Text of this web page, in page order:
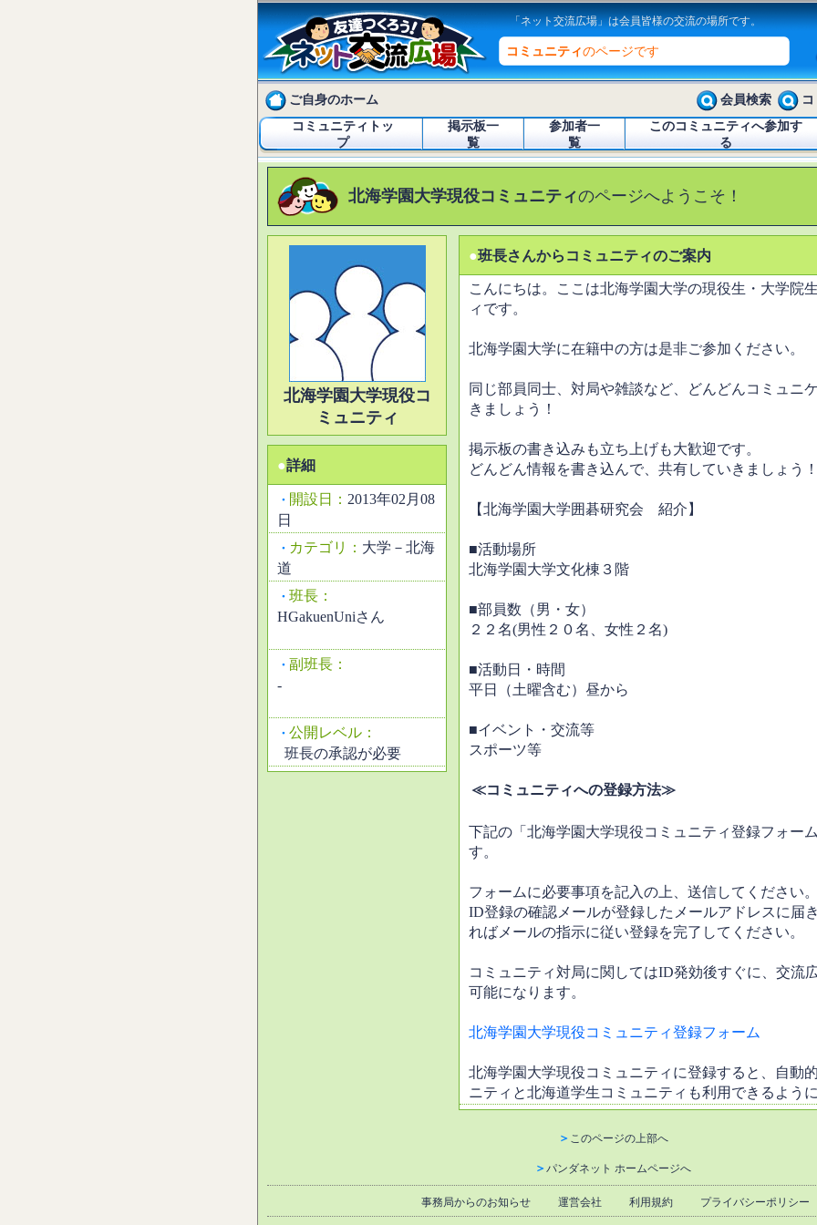
「ネット交流広場」は会員皆様の交流の場所です。
コミュニティのページです
ご自身のホーム 会員検索
コミュニティトッ
プ
掲示板一
覧
参加者一
覧
このコミュニティへ参加す
る
北海学園大学現役コミュニティのページへようこそ！
北海学園大学現役コ
ミュニティ
●詳細
・ 開設日： 2013年02月08
日
・ カテゴリ： 大学－北海
道
・ 班長：
HGakuenUniさん
・ 副班長：
-
・ 公開レベル：
班長の承認が必要
●班長さんからコミュニティのご案内
こんにちは。ここは北海学園大学の現役生・大学院
ィです。
北海学園大学に在籍中の方は是非ご参加ください。
同じ部員同士、対局や雑談など、どんどんコミュニ
きましょう！
掲示板の書き込みも立ち上げも大歓迎です。
どんどん情報を書き込んで、共有していきましょう
【北海学園大学囲碁研究会 紹介】
■活動場所
北海学園大学文化棟３階
■部員数（男・女）
２２名(男性２０名、女性２名)
■活動日・時間
平日（土曜含む）昼から
■イベント・交流等
スポーツ等
≪コミュニティへの登録方法≫
下記の「北海学園大学現役コミュニティ登録フォー
す。
フォームに必要事項を記入の上、送信してください
ID登録の確認メールが登録したメールアドレスに届
ればメールの指示に従い登録を完了してください。
コミュニティ対局に関してはID発効後すぐに、交流
可能になります。
北海学園大学現役コミュニティ登録フォーム
北海学園大学現役コミュニティに登録すると、自動
ニティと北海道学生コミュニティも利用できるよう
＞ このページの上部へ
＞ パンダネット ホームページへ
事務局からのお知らせ 運営会社 利用規約 プライバシーポリシー